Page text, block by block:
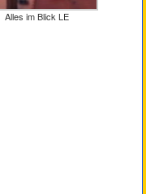
Alles im Blick LE